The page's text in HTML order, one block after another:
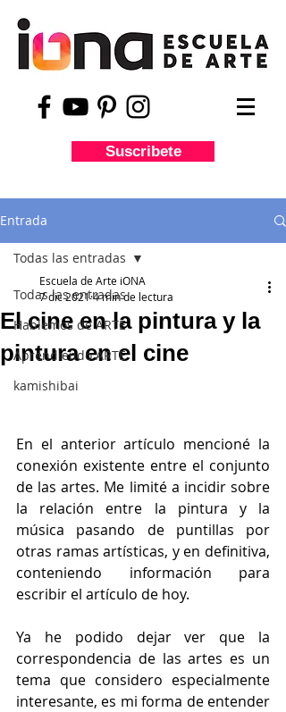
Suscribete
Entrada
Todas las entradas
Hablemos de ARTE
Aprendiendo ARTE
kamishibai
Todas las entradas
El cine en la pintura y la
pintura en el cine
Escuela de Arte iONA
7 dic 20214 min de lectura
En el anterior artículo mencioné la
conexión existente entre el conjunto
de las artes. Me limité a incidir sobre
la relación entre la pintura y la
música pasando de puntillas por
otras ramas artísticas, y en definitiva,
conteniendo información para
escribir el artículo de hoy.
Ya he podido dejar ver que la
correspondencia de las artes es un
tema que considero especialmente
interesante, es mi forma de entender